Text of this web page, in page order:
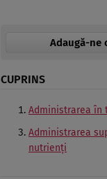
Adaugă-ne
CUPRINS
Administrarea în
Administrarea
nutrienți